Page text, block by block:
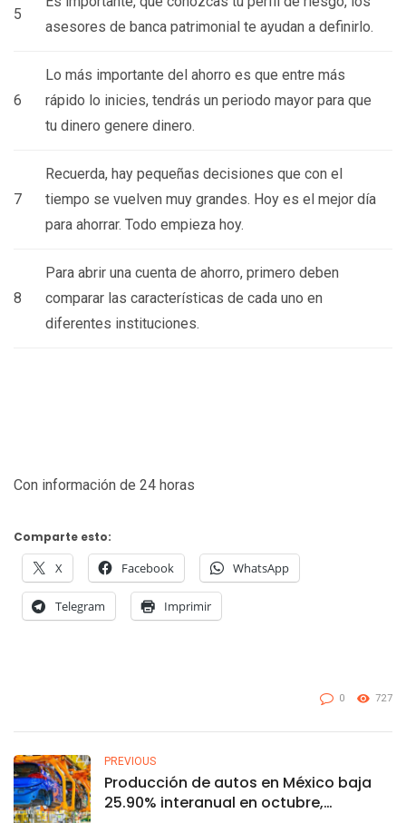
5
asesores de banca patrimonial te ayudan a definirlo.
6
Lo más importante del ahorro es que entre más
rápido lo inicies, tendrás un periodo mayor para que
tu dinero genere dinero.
7
Recuerda, hay pequeñas decisiones que con el
tiempo se vuelven muy grandes. Hoy es el mejor día
para ahorrar. Todo empieza hoy.
8
Para abrir una cuenta de ahorro, primero deben
comparar las características de cada uno en
diferentes instituciones.
Con información de 24 horas
Comparte esto:
X Facebook WhatsApp
Telegram Imprimir
0 727
PREVIOUS
Producción de autos en México baja
25.90% interanual en octubre,